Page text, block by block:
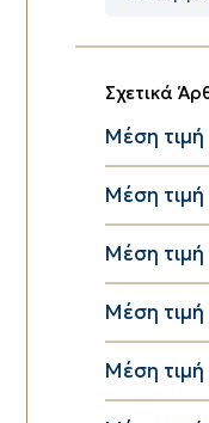
Σχετικά
Μέση
Μέση
Μέση
Μέση
Μέση